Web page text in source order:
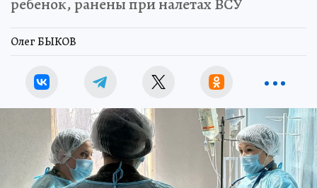
ребенок, ранены при налетах ВСУ
Олег БЫКОВ